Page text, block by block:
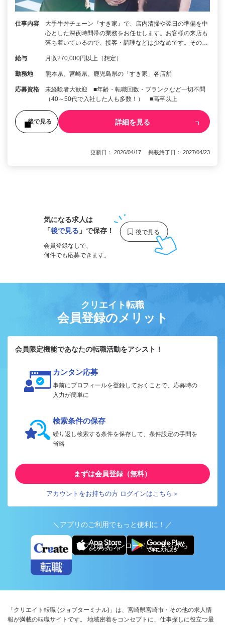
仕事内容
大手牛丼チェーン『すき家』で、店内清掃や翌日の準備を中
心とした深夜時間帯の業務をお任せします。お客様の来店も
落ち着いているので、接客・調理などは少なめです。その…
給与 月収270,000円以上（想定）
勤務地 熊本県、宮崎県、鹿児島県の「すき家」各店舗
応募資格
未経験者大歓迎 ■年齢・転職回数・ブランクなど一切不問
（40～50代で入社した人も多数！） ■高卒以上
後で見る 詳細を見る
更新日： 2026/04/17 掲載終了日： 2027/04/23
気になる求人は
「後で見る 」で保存！
会員登録なしで、
何件でも応募できます。
クリエイト転職
会員登録のメリット
会員限定機能であなたの転職活動をアシスト！
カンタン応募
事前にプロフィールを登録しておくことで、応募時の
入力が簡単に
検索条件の保存
繰り返し検索する条件を保存して、条件設定の手間を
省略
まずは会員登録（無料）
アカウントをお持ちの方 ログインはこちら＞
＼アプリのご利用でもっと便利に！／
アプリ版ダウンロードはこちらから
「クリエイト転職 (ジョブターミナル)」は、宮崎県宮崎市・その他の求人情
報が満載の転職サイトです。 地域密着をコンセプトに、仕事探しに役立つ最